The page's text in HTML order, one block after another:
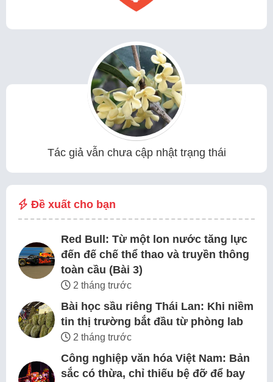
Tác giả vẫn chưa cập nhật trạng thái
Đề xuất cho bạn
Red Bull: Từ một lon nước tăng lực
đến đế chế thể thao và truyền thông
toàn cầu (Bài 3)
2 tháng trước
Bài học sầu riêng Thái Lan: Khi niềm
tin thị trường bắt đầu từ phòng lab
2 tháng trước
Công nghiệp văn hóa Việt Nam: Bản
sắc có thừa, chỉ thiếu bệ đỡ để bay